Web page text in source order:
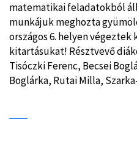
matematikai feladatokból
munkájuk meghozta
országos 6. helyen
kitartásukat! Résztvevő
Tisóczki Ferenc, Becsei
Boglárka, Rutai Milla,